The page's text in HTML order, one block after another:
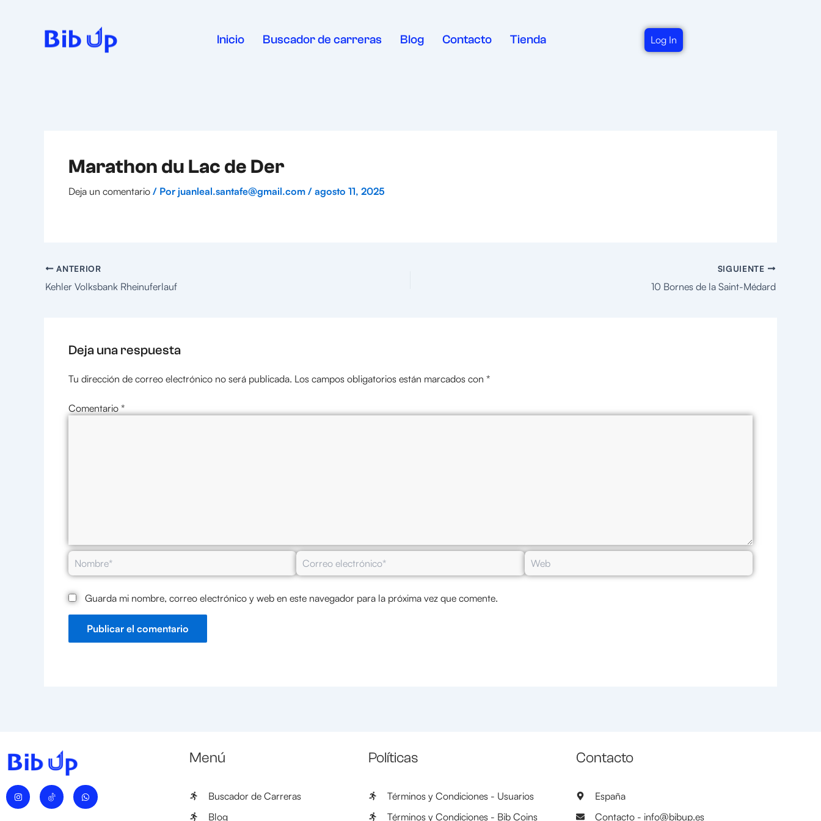
Inicio Buscador de carreras Blog Contacto Tienda Log In
Marathon du Lac de Der
Deja un comentario / Por juanleal.santafe@gmail.com / agosto 11, 2025
ANTERIOR
Kehler Volksbank Rheinuferlauf
SIGUIENTE
10 Bornes de la Saint-Médard
Deja una respuesta
Tu dirección de correo electrónico no será publicada. Los campos obligatorios están marcados con *
Comentario *
Nombre*
Correo
electrónico*
Web
Guarda mi nombre, correo electrónico y web en este navegador para la próxima vez que comente.
I
n
W
h
Menú
Buscador de Carreras
Blog
Políticas
Términos y Condiciones - Usuarios
Términos y Condiciones - Bib Coins
Contacto
España
Contacto - info@bibup.es